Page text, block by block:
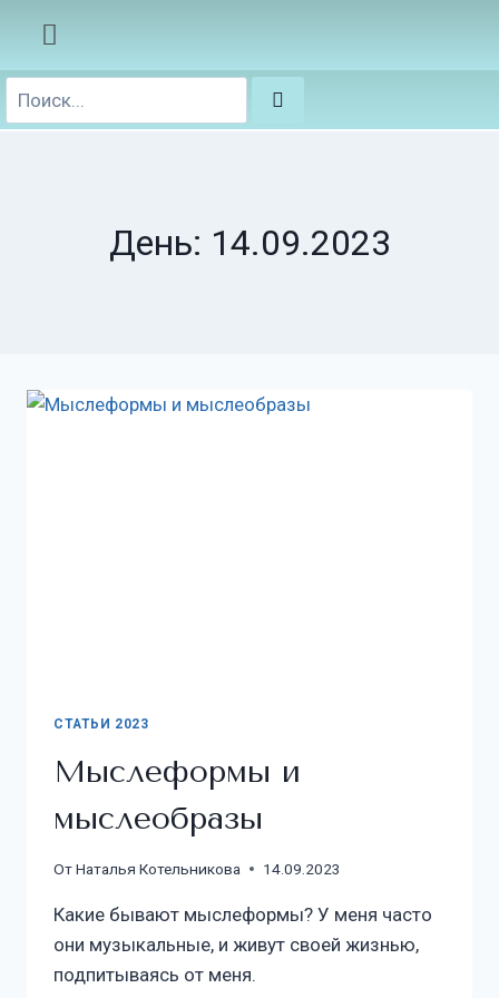
День: 14.09.2023
СТАТЬИ 2023
Мыслеформы и
мыслеобразы
ОтНаталья Котельникова 14.09.2023
Какие бывают мыслеформы? У меня часто
они музыкальные, и живут своей жизнью,
подпитываясь от меня.